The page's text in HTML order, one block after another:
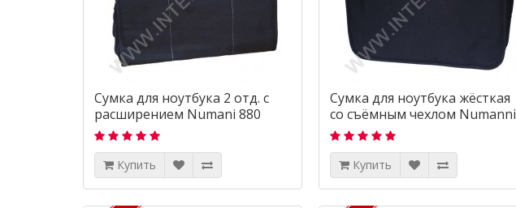
Сумка для ноутбука 2 отд. с
расширением Numani 880
Купить
Сумка для ноутбука жёсткая
со съёмным чехлом Numanni
3017
Купить